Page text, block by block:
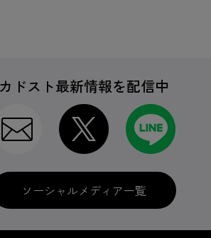
カドスト最新情報を配信中
ソーシャルメディア一覧